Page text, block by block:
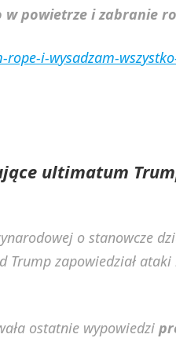
w powietrze i zabranie
i-wysadzam-
ultimatum
o stanowcze
Trump zapowiedział
ostatnie wypowiedzi